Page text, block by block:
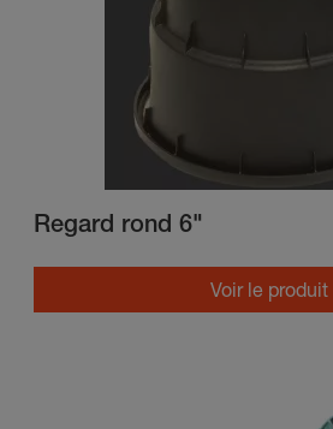
Regard rond 6"
Voir le produit